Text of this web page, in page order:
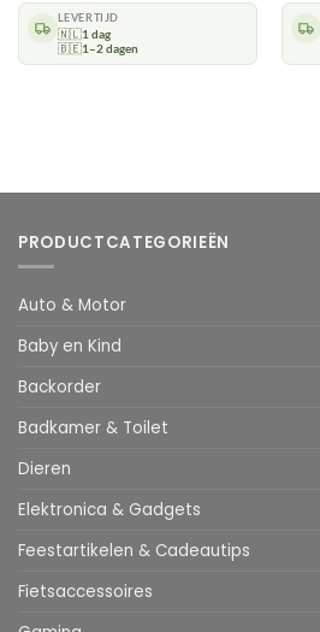
LEVERTIJD
🇳🇱1 dag
🇧🇪1–2 dagen
PRODUCTCATEGORIEËN
Auto & Motor
Baby en Kind
Backorder
Badkamer & Toilet
Dieren
Elektronica & Gadgets
Feestartikelen & Cadeautips
Fietsaccessoires